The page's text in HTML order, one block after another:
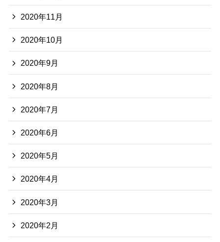
2020年11月
2020年10月
2020年9月
2020年8月
2020年7月
2020年6月
2020年5月
2020年4月
2020年3月
2020年2月